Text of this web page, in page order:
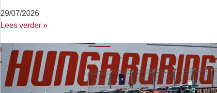
29/07/2026
Lees verder »